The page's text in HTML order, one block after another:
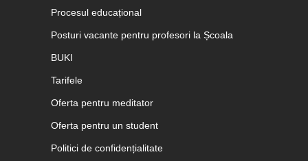
Procesul educațional
Posturi vacante pentru profesori la Școala
BUKI
Tarifele
Oferta pentru meditator
Oferta pentru un student
Politici de confidențialitate